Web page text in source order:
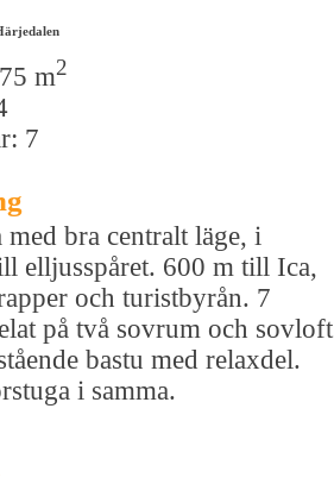
m2
7
bra centralt läge, i
elljusspåret. 600 m till Ica,
och turistbyrån. 7
på två sovrum och
bastu med relaxdel.
i samma.